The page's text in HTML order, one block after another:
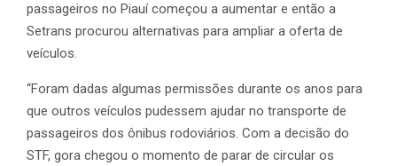
passageiros no Piauí começou a aumentar e então a
Setrans procurou alternativas para ampliar a oferta de
veículos.
“Foram dadas algumas permissões durante os anos para
que outros veículos pudessem ajudar no transporte de
passageiros dos ônibus rodoviários. Com a decisão do
STF, gora chegou o momento de parar de circular os